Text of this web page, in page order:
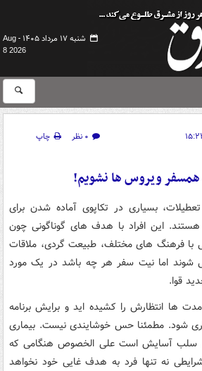
شنبه ۱۷ مرداد ۱۴۰۵ -
Aug
8 2026
۰ نظر
چاپ
همسفر ویروس ها نشویم!
بسیاری در تکاپوی آماده شدن برای
این افراد با هدف های گوناگونی چون
با فرهنگ های مختلف، طبیعت گردی، ملاقات
شوند اما نیت سفر هر چه باشد در یک مورد
قوا.
ها انتظارش را کشیده اید و برایش برنامه
شود. مطمئنا حس خوشایندی نیست. بیماری
سلب آسایش است علی الخصوص هنگامی که
نه تنها فرد به هدف غایی خود نخواهد